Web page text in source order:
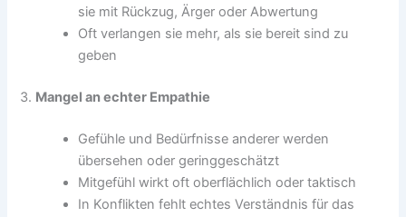
sie mit Rückzug, Ärger oder Abwertung
Oft verlangen sie mehr, als sie bereit sind zu
geben
3. Mangel an echter Empathie
Gefühle und Bedürfnisse anderer werden
übersehen oder geringgeschätzt
Mitgefühl wirkt oft oberflächlich oder taktisch
In Konflikten fehlt echtes Verständnis für das